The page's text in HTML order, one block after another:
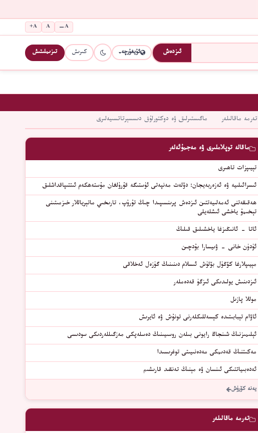
A−
A
A+
ئىزدەش ئۇيغۇرچە كىرىش تىزىملىتىش
تەرمە ماقالىلەر ماگىستىرلىق ۋە دوكتورلۇق دىسسېرتاتسىيەلىرى
ماقالە توپلاملىرى ۋە مەجمۇئەلەر
تېيىپزات تاھىرى
ئىسرائىلىيە ۋە ئەزەربەيجان: دۆلەت مەنپەتى ئۈستىگە قۇرۇلغان مۇستەھكەم ئىتتىپاقداشلىق
ھەقىقەتنى ئەمەلىيەتتىن ئىزدەش پرىنسىپىدا چىڭ تۇرۇپ، تارىخىي ماتېرياللار خىزمىتىنى
تېخىمۇ ياخشى ئىشلەيلى
ئاتا – ئانىڭىزغا ياخشىلىق قىلىڭ
ئۈدۈن خانى - ۋىيسارا بۇدچىن
مېيىپلارغا كۆڭۈل بۆلۈش ئىسلام دىنىنىڭ گۈزەل ئەخلاقى
ئىزدىنىش يولىدىكى ئىزگۈ قەدەملەر
موللا پازىل
ئاۋام تېبابىتىدە كېسەللىكلەرنى تونۇش ۋە ئايرىش
ئېلىمىزنىڭ شىنجاڭ رايونى بىلەن روسىيىنىڭ دەسلەپكى مەزگىللەردىكى سودىسى
مەكىتنىڭ قەدىمكى مەدەنىيىتى توغرىسىدا
ئەدەبىياتتىكى ئىنسان ۋە مېنىڭ تەنقىد قارىشىم
يەنە كۆرۈش
تەرمە ماقالىلەر